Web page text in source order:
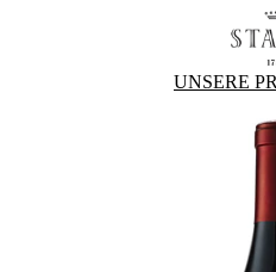
UNSERE